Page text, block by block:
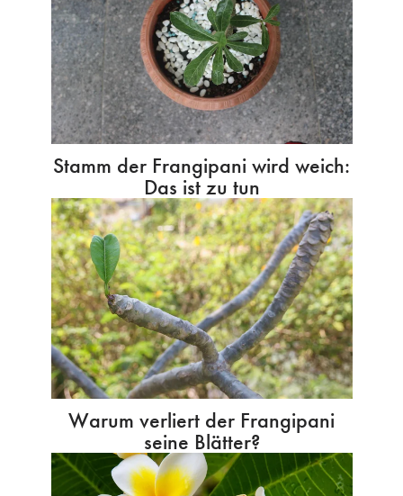
Stamm der Frangipani wird weich:
Das ist zu tun
Warum verliert der Frangipani
seine Blätter?